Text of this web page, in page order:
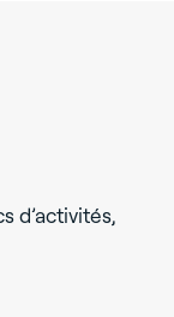
d’activités,